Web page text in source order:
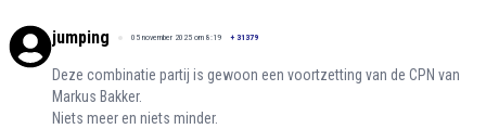
jumping 05 november 2025 om 8:19 + 31379
Deze combinatie partij is gewoon een voortzetting van de CPN van
Markus Bakker.
Niets meer en niets minder.